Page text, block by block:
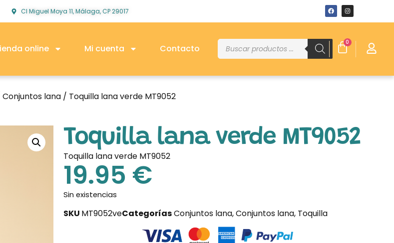
Cl Miguel Moya 11, Málaga, CP 29017
online Mi cuenta Contacto
0
Conjuntos lana / Toquilla lana verde MT9052
Toquilla lana verde MT9052
Toquilla lana verde MT9052
19.95 €
Sin existencias
SKU MT9052veCategoríasConjuntos lana,Conjuntos lana, Toquilla